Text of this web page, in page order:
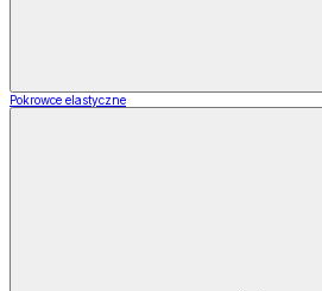
Pokrowce elastyczne